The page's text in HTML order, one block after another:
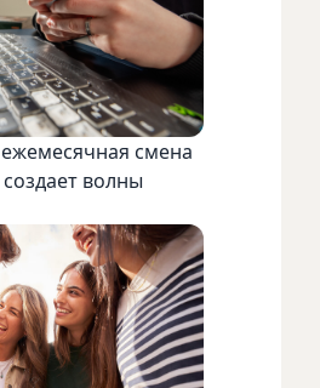
смена
волны